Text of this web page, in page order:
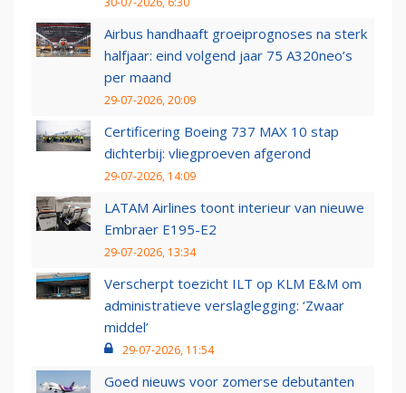
Airbus handhaaft groeiprognoses na sterk
halfjaar: eind volgend jaar 75 A320neo’s
per maand
29-07-2026, 20:09
Certificering Boeing 737 MAX 10 stap
dichterbij: vliegproeven afgerond
29-07-2026, 14:09
LATAM Airlines toont interieur van nieuwe
Embraer E195-E2
29-07-2026, 13:34
Verscherpt toezicht ILT op KLM E&M om
administratieve verslaglegging: ‘Zwaar
middel’
29-07-2026, 11:54
Goed nieuws voor zomerse debutanten